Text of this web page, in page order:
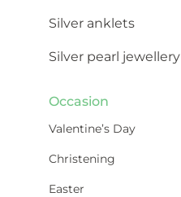
Silver anklets
Silver pearl jewellery
Occasion
Valentine’s Day
Christening
Easter